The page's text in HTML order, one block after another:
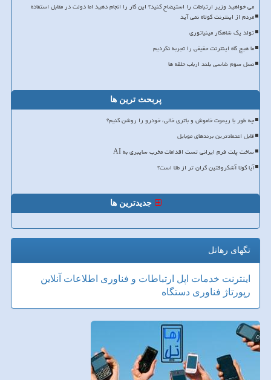
می خواهید وزیر ارتباطات را استیضاح کنید؟ این کار را انجام دهید اما دولت در مقابل استفاده
مردم از اینترنت کوتاه نمی آید
تولد یک شاهکار مینیاتوری
ما هیچ گاه اینترنت حقیقی را تجربه نکردیم
نسل سوم شاسی بلند ارباب حلقه ها
پربحث ترین ها
چه طور با ریموت خاموش و باتری خالی، خودرو را روشن کنیم؟
قابل اعتمادترین برندهای موبایل
ساخت پلت فرم ایرانی تست اقدامات مخرب سایبری به AI
آیا کولا آشکروفتین گران تر از طلا است؟
جدیدترین ها
تگهای رهاتل
اینترنت خدمات اپل ارتباطات و فناوری اطلاعات آنلاین
رپورتاژ فناوری دستگاه